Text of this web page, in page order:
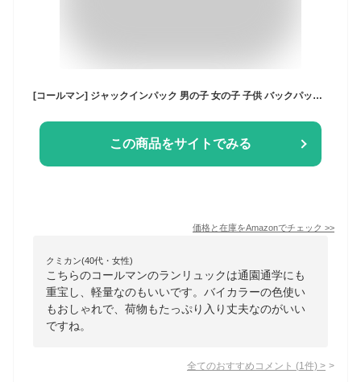
[コールマン] ジャックインパック 男の子 女の子 子供 バックパック リュック 18L 通学 通園 軽量 スクール 遠足 林間学校 臨海学校
この商品をサイトでみる
価格と在庫をAmazonでチェック >>
クミカン(40代・女性)
こちらのコールマンのランリュックは通園通学にも
重宝し、軽量なのもいいです。バイカラーの色使い
もおしゃれで、荷物もたっぷり入り丈夫なのがいい
ですね。
全てのおすすめコメント (1 件) >